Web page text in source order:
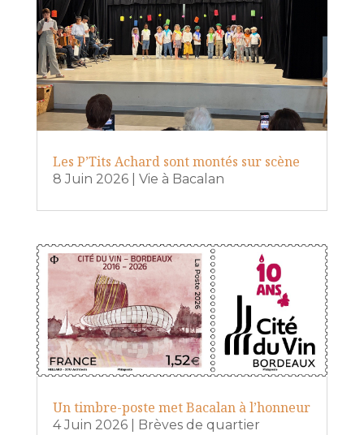
Les P’Tits Achard sont montés sur scène
8 Juin 2026| Vie à Bacalan
Un timbre-poste met Bacalan à l’honneur
4 Juin 2026| Brèves de quartier